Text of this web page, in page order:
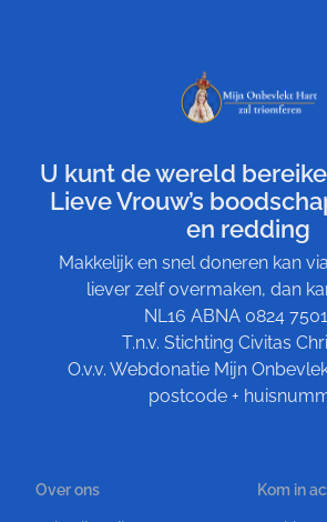
U kunt de wereld
Lieve Vrouw’s
en redding
Makkelijk en snel doneren kan via
liever zelf overmaken, dan
NL16 ABNA 0824
T.n.v. Stichting Civitas
O.v.v. Webdonatie Mijn
postcode +
Over ons Kom in